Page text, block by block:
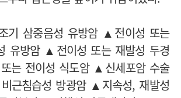
기 삼중음성 유방암 ▲전이성 또는
유방암 ▲전이성 또는 재발성 두경
는 전이성 식도암 ▲신세포암 수술
근침습성 방광암 ▲지속성, 재발성